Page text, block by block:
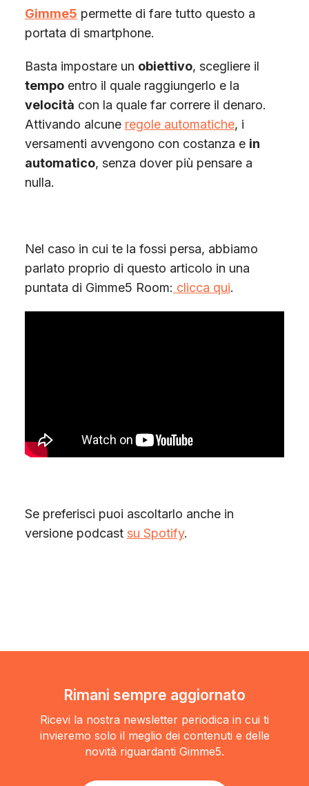
Gimme5 permette di fare tutto questo a
portata di smartphone.
Basta impostare un obiettivo, scegliere il
tempoentro il quale raggiungerlo e la
velocità con la quale far correre il denaro.
Attivando alcune regole automatiche, i
versamenti avvengono con costanza e in
automatico, senza dover più pensare a
nulla.
Nel caso in cui te la fossi persa, abbiamo
parlato proprio di questo articolo in una
puntata di Gimme5 Room: clicca qui.
Se preferisci puoi ascoltarlo anche in
versione podcast su Spotify.
Rimani sempre aggiornato
Ricevi la nostra newsletter periodica in cui ti
invieremo solo il meglio dei contenuti e delle
novità riguardanti Gimme5.